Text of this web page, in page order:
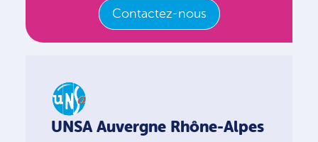
Contactez-nous
UNSA Auvergne Rhône-Alpes